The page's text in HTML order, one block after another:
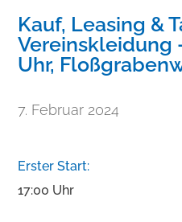
Kauf, Leasing &
Vereinskleidung
Uhr,
7. Februar 2024
Erster Start:
17:00 Uhr